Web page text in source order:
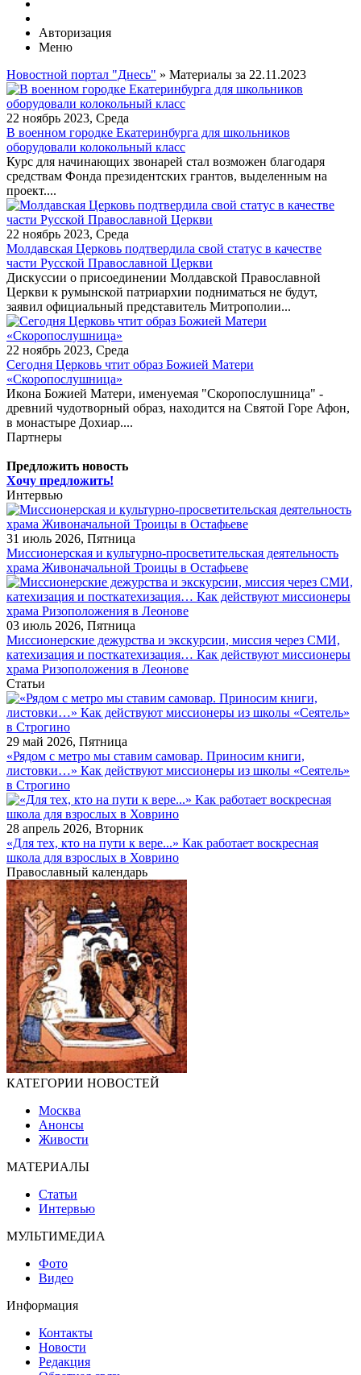
Авторизация
Меню
Новостной портал "Днесь" » Материалы за 22.11.2023
22 ноябрь 2023, Среда
В военном городке Екатеринбурга для школьников
оборудовали колокольный класс
Курс для начинающих звонарей стал возможен благодаря
средствам Фонда президентских грантов, выделенным на
проект....
22 ноябрь 2023, Среда
Молдавская Церковь подтвердила свой статус в качестве
части Русской Православной Церкви
Дискуссии о присоединении Молдавской Православной
Церкви к румынской патриархии подниматься не будут,
заявил официальный представитель Митрополии...
22 ноябрь 2023, Среда
Сегодня Церковь чтит образ Божией Матери
«Скоропослушница»
Икона Божией Матери, именуемая "Скоропослушница" -
древний чудотворный образ, находится на Святой Горе Афон,
в монастыре Дохиар....
Партнеры
Предложить новость
Хочу предложить!
Интервью
31 июль 2026, Пятница
Миссионерская и культурно-просветительская деятельность
храма Живоначальной Троицы в Остафьеве
03 июль 2026, Пятница
Миссионерские дежурства и экскурсии, миссия через СМИ,
катехизация и посткатехизация… Как действуют миссионеры
храма Ризоположения в Леонове
Статьи
29 май 2026, Пятница
«Рядом с метро мы ставим самовар. Приносим книги,
листовки…» Как действуют миссионеры из школы «Сеятель»
в Строгино
28 апрель 2026, Вторник
«Для тех, кто на пути к вере...» Как работает воскресная
школа для взрослых в Ховрино
Православный календарь
КАТЕГОРИИ НОВОСТЕЙ
Москва
Анонсы
Живости
МАТЕРИАЛЫ
Статьи
Интервью
МУЛЬТИМЕДИА
Фото
Видео
Информация
Контакты
Новости
Редакция